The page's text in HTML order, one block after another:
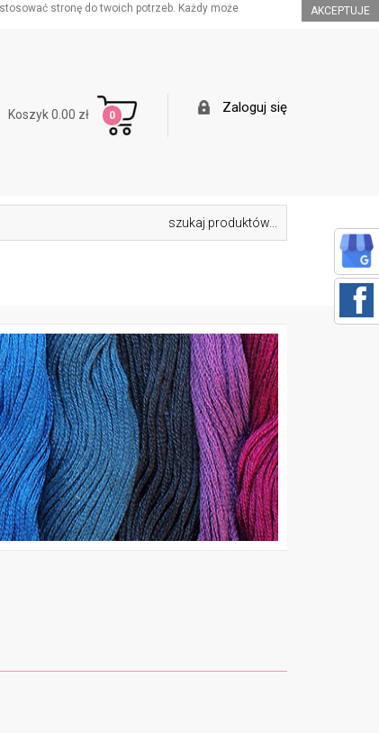
stronę do twoich potrzeb. Każdy może
AKCEPTUJE
Zaloguj się
Koszyk 0.00 zł 0